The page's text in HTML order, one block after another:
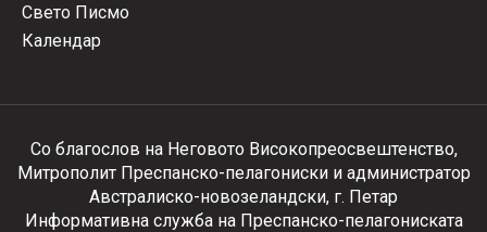
Свето Писмо
Календар
Со благослов на Неговото Високопреосвештенство,
Митрополит Преспанско-пелагониски и администратор
Австралиско-новозеландски, г. Петар
Информативна служба на Преспанско-пелагониската